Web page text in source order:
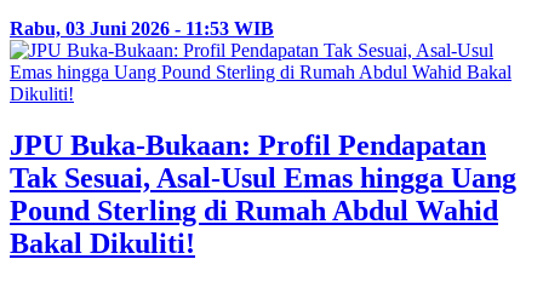
Rabu, 03 Juni 2026 - 11:53 WIB
JPU Buka-Bukaan: Profil Pendapatan
Tak Sesuai, Asal-Usul Emas hingga Uang
Pound Sterling di Rumah Abdul Wahid
Bakal Dikuliti!